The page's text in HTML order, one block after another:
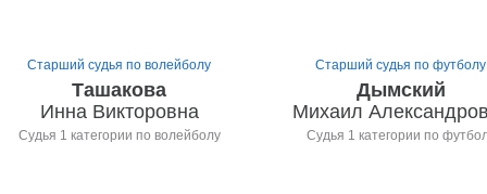
Старший судья по волейболу
Ташакова
Инна Викторовна
Судья 1 категории по волейболу
Старший судья по футболу
Дымский
Михаил
Судья 1 категории по